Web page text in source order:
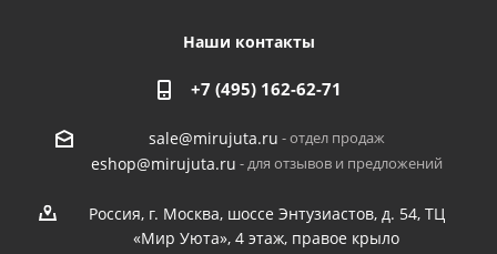
Наши контакты
+7 (495) 162-62-71
sale@mirujuta.ru - отдел продаж
eshop@mirujuta.ru - для отзывов и предложений
Россия, г. Москва, шоссе Энтузиастов, д. 54, ТЦ
«Мир Уюта», 4 этаж, правое крыло